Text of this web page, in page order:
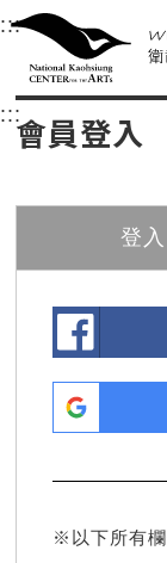
衛武營國家
中央內容區塊，為本
:::選單連結區塊
衛武營國
::: 中央內容區塊
會員登入
登入
※以下所有